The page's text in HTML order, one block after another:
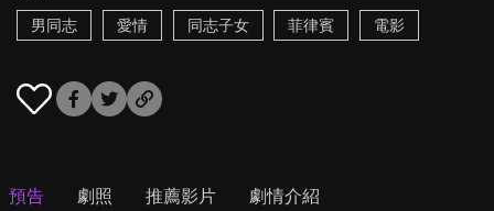
男同志
愛情 同志子女 菲律賓 電影
預告 劇照 推薦影片 劇情介紹